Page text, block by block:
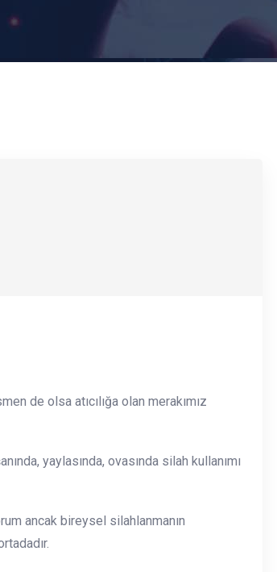
de olsa atıcılığa olan merakımız
yaylasında, ovasında silah kullanımı
ancak bireysel silahlanmanın